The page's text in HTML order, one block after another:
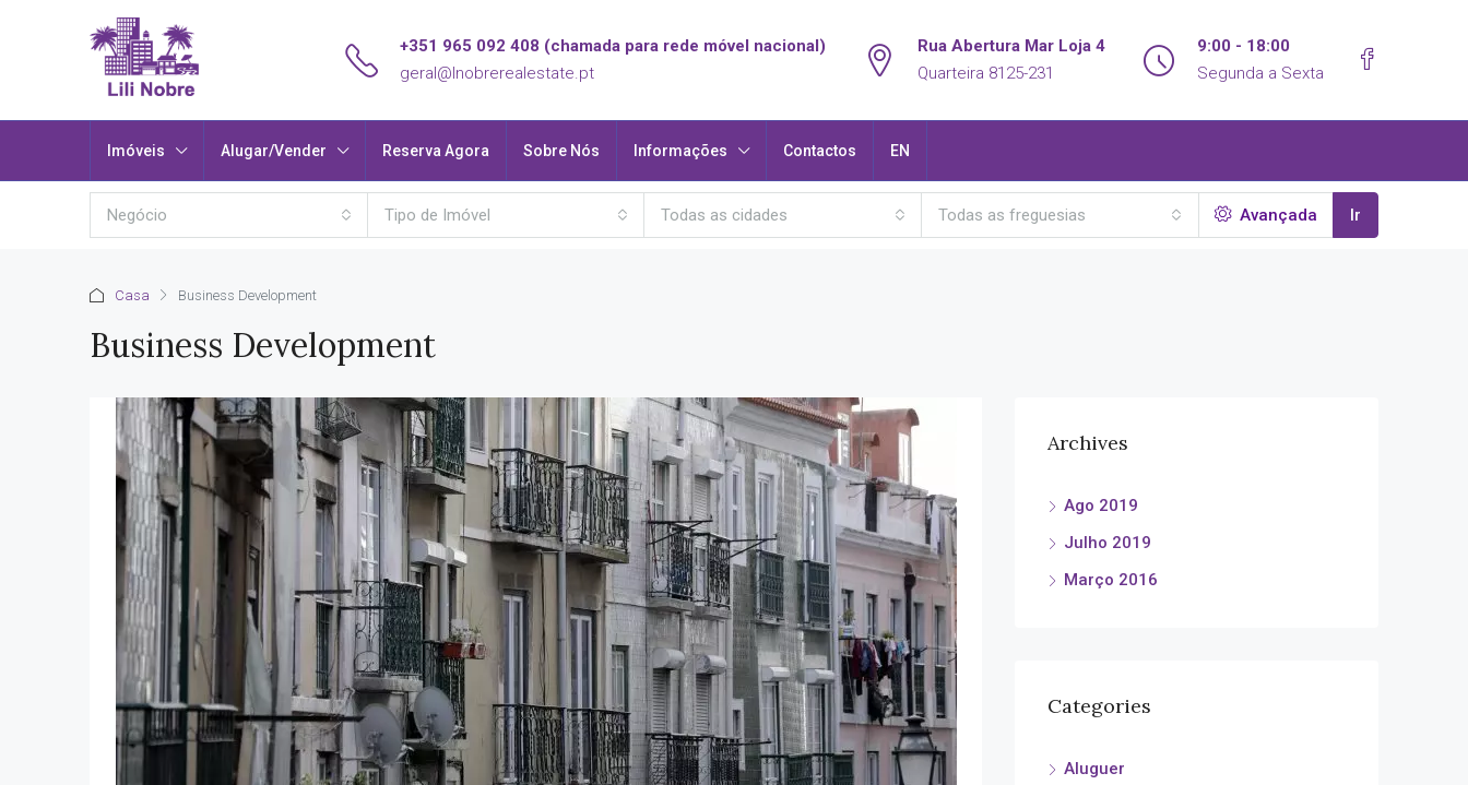
+351 965 092 408 (chamada para rede móvel nacional)
geral@lnobrerealestate.pt
Rua Abertura Mar Loja 4
Quarteira 8125-231
9:00 - 18:00
Segunda a Sexta
Imóveis Alugar/Vender Reserva Agora Sobre Nós Informações Contactos EN
Negócio Tipo de Imóvel Todas as cidades Todas as freguesias Avançada Ir
Casa Business Development
Business Development
Archives
Ago 2019
Julho 2019
Março 2016
Categories
Aluguer